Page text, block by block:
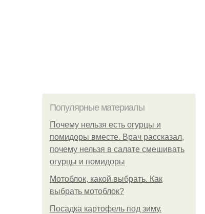
Популярные материалы
Почему нельзя есть огурцы и
помидоры вместе. Врач рассказал,
почему нельзя в салате смешивать
огурцы и помидоры
Мотоблок, какой выбрать. Как
выбрать мотоблок?
Посадка картофель под зиму.